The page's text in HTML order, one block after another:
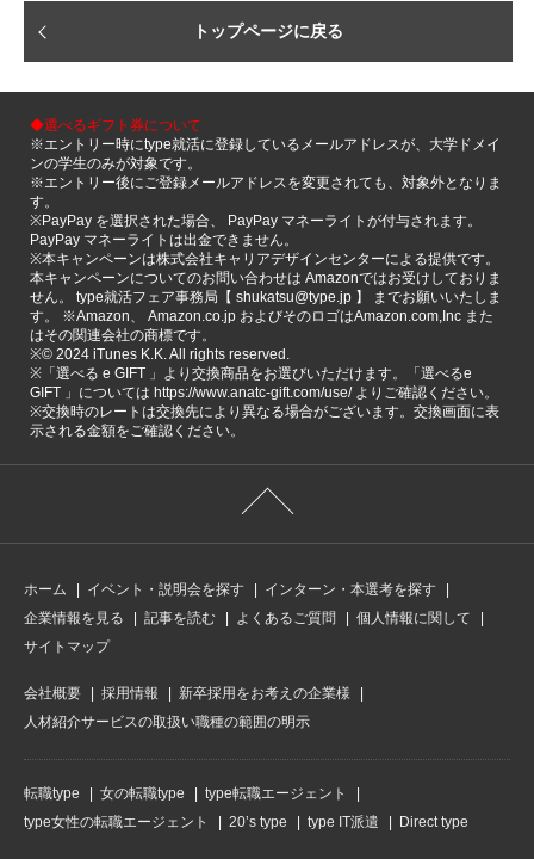
トップページに戻る
◆選べるギフト券について
※エントリー時にtype就活に登録しているメールアドレスが、大学ドメイ
ンの学生のみが対象です。
※エントリー後にご登録メールアドレスを変更されても、対象外となりま
す。
※PayPay を選択された場合、 PayPay マネーライトが付与されます。
PayPay マネーライトは出金できません。
※本キャンペーンは株式会社キャリアデザインセンターによる提供です。
本キャンペーンについてのお問い合わせは Amazonではお受けしておりま
せん。 type就活フェア事務局【 shukatsu@type.jp 】 までお願いいたしま
す。 ※Amazon、 Amazon.co.jp およびそのロゴはAmazon.com,Inc また
はその関連会社の商標です。
※©️ 2024 iTunes K.K. All rights reserved.
※「選べる e GIFT 」より交換商品をお選びいただけます。「選べるe
GIFT 」については https://www.anatc-gift.com/use/ よりご確認ください。
※交換時のレートは交換先により異なる場合がございます。交換画面に表
示される金額をご確認ください。
ホーム イベント・説明会を探す
インターン・本選考を探す
企業情報を見る
記事を読む よくあるご質問
個人情報に関して
サイトマップ
会社概要 採用情報
新卒採用をお考えの企業様
人材紹介サービスの取扱い職種の範囲の明示
転職type 女の転職type
type転職エージェント
type女性の転職エージェント
20’s type type IT派遣 Direct type